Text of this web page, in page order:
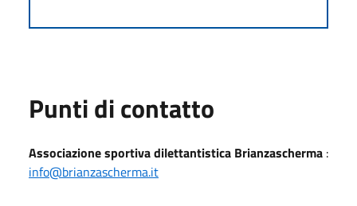
Punti di contatto
Associazione sportiva dilettantistica Brianzascherma :
info@brianzascherma.it